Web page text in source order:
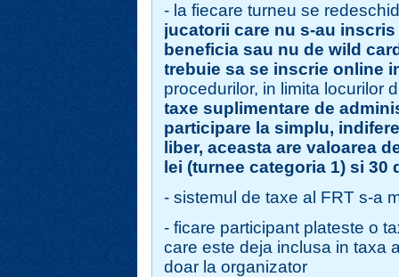
- la fiecare turneu se
jucatorii care nu s-au
beneficia sau nu de wild
trebuie sa se inscrie online
procedurilor, in limita locurilor
taxe suplimentare de
participare la simplu,
liber, aceasta are valoarea
lei (turnee categoria 1) si 30
- sistemul de taxe al FRT s-a
- ficare participant plateste o
care este deja inclusa in taxa
doar la organizator